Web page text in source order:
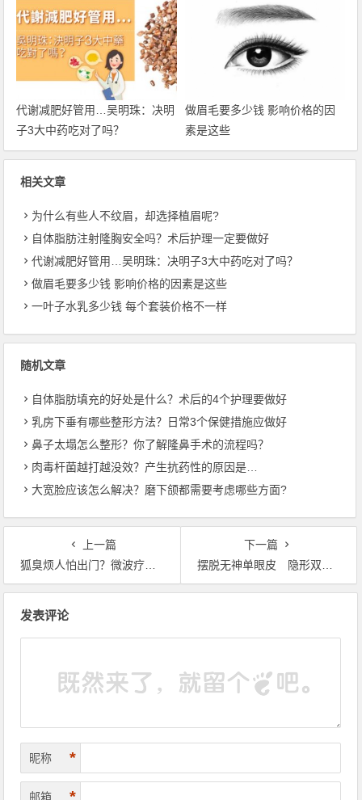
代谢减肥好管用…吴明珠：决明
子3大中药吃对了吗？
做眉毛要多少钱 影响价格的因
素是这些
相关文章
为什么有些人不纹眉，却选择植眉呢?
自体脂肪注射隆胸安全吗？术后护理一定要做好
代谢减肥好管用…吴明珠：决明子3大中药吃对了吗？
做眉毛要多少钱 影响价格的因素是这些
一叶子水乳多少钱 每个套装价格不一样
随机文章
自体脂肪填充的好处是什么？术后的4个护理要做好
乳房下垂有哪些整形方法？日常3个保健措施应做好
鼻子太塌怎么整形？你了解隆鼻手术的流程吗？
肉毒杆菌越打越没效？产生抗药性的原因是…
大宽脸应该怎么解决？磨下颌都需要考虑哪些方面?
上一篇
狐臭烦人怕出门？微波疗法恢复期短
下一篇
摆脱无神单眼皮 隐形双眼皮挥别梦魇
发表评论
昵称 *
邮箱